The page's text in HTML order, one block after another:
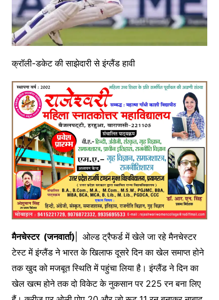
क्रॉली-डकेट की साझेदारी से इंग्लैंड हावी
मैनचेस्टर (जनवार्ता) | ओल्ड ट्रैफर्ड में खेले जा रहे मैनचेस्टर
टेस्ट में इंग्लैंड ने भारत के खिलाफ दूसरे दिन का खेल समाप्त होने
तक खुद को मजबूत स्थिति में पहुंचा लिया है। इंग्लैंड ने दिन का
खेल खत्म होने तक दो विकेट के नुकसान पर 225 रन बना लिए